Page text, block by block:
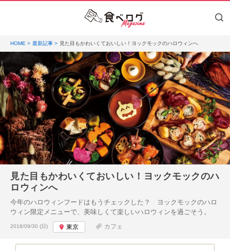
HOME 最新記事 見た目もかわいくておいしい！ヨックモックのハロウィンへ
見た目もかわいくておいしい！ヨックモックのハ
ロウィンへ
今年のハロウィンフードはもうチェックした？ ヨックモックのハロ
ウィン限定メニューで、美味しくて楽しいハロウィンを過ごそう。
投稿日:
2018/09/30 (日) 東京 カフェ